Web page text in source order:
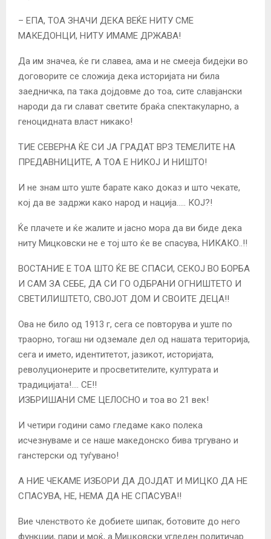
– ЕПА, ТОА ЗНАЧИ ДЕКА ВЕЌЕ НИТУ СМЕ
МАКЕДОНЦИ, НИТУ ИМАМЕ ДРЖАВА!
Да им значеа, ќе ги славеа, ама и не смееја бидејки во
договорите се сложија дека историјата ни била
заедничка, па така дојдовме до тоа, сите славјански
народи да ги слават светите браќа спектакуларно, а
геноцидната власт никако!
ТИЕ СЕВЕРНА ЌЕ СИ ЈА ГРАДАТ ВРЗ ТЕМЕЛИТЕ НА
ПРЕДАВНИЦИТЕ, А ТОА Е НИКОЈ И НИШТО!
И не знам што уште барате како доказ и што чекате,
кој да ве задржи како народ и нација….. КОЈ?!
Ќе плачете и ќе жалите и јасно мора да ви биде дека
ниту Мицковски не е тој што ќе ве спасува, НИКАКО..!!
ВОСТАНИЕ Е ТОА ШТО ЌЕ ВЕ СПАСИ, СЕКОЈ ВО БОРБА
И САМ ЗА СЕБЕ, ДА СИ ГО ОДБРАНИ ОГНИШТЕТО И
СВЕТИЛИШТЕТО, СВОЈОТ ДОМ И СВОИТЕ ДЕЦА!!
Ова не било од 1913 г, сега се повторува и уште по
траорно, тогаш ни одземале дел од нашата територија,
сега и името, идентитетот, јазикот, историјата,
револуционерите и просветителите, културата и
традицијата!…. СЕ!!
ИЗБРИШАНИ СМЕ ЦЕЛОСНО и тоа во 21 век!
И четири години само гледаме како полека
исчезнуваме и се наше македонско бива тргувано и
ганстерски од туѓувано!
А НИЕ ЧЕКАМЕ ИЗБОРИ ДА ДОЈДАТ И МИЦКО ДА НЕ
СПАСУВА, НЕ, НЕМА ДА НЕ СПАСУВА!!
Вие членството ќе добиете шипак, ботовите до него
функции, пари и моќ, а Мицковски угледен политичар